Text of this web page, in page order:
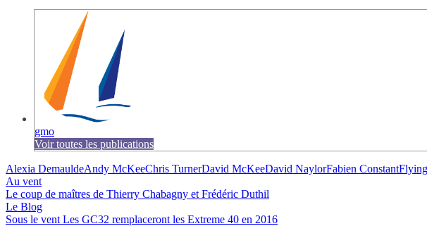
gmo
Voir toutes les publications
Alexia DemauldeAndy McKeeChris TurnerDavid McKeeDavid NaylorFabien Constant
Au vent
Le coup de maîtres de Thierry Chabagny et Frédéric Duthil
Le Blog
Sous le vent Les GC32 remplaceront les Extreme 40 en 2016